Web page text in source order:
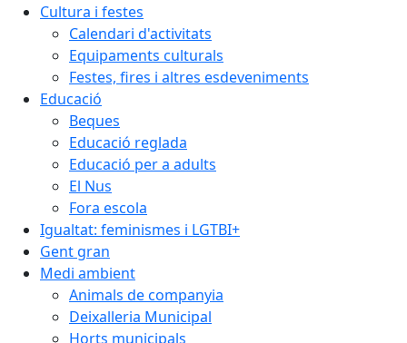
Cultura i festes
Calendari d'activitats
Equipaments culturals
Festes, fires i altres esdeveniments
Educació
Beques
Educació reglada
Educació per a adults
El Nus
Fora escola
Igualtat: feminismes i LGTBI+
Gent gran
Medi ambient
Animals de companyia
Deixalleria Municipal
Horts municipals